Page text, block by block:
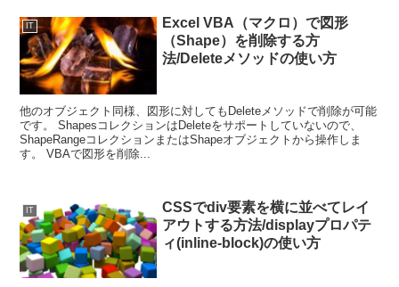
IT
Excel VBA（マクロ）で図形
（Shape）を削除する方
法/Deleteメソッドの使い方
他のオブジェクト同様、図形に対してもDeleteメソッドで削除が可能
です。 ShapesコレクションはDeleteをサポートしていないので、
ShapeRangeコレクションまたはShapeオブジェクトから操作しま
す。 VBAで図形を削除...
IT
CSSでdiv要素を横に並べてレイ
アウトする方法/displayプロパテ
ィ(inline-block)の使い方